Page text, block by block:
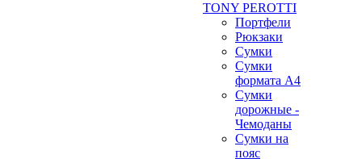
TONY PEROTTI
Портфели
Рюкзаки
Сумки
Сумки
формата А4
Сумки
дорожные -
Чемоданы
Сумки на
пояс